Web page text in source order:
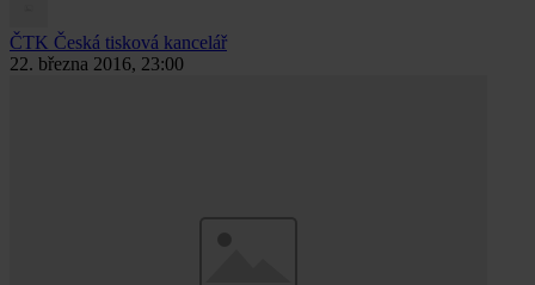
ČTK Česká tisková kancelář
22. března 2016, 23:00